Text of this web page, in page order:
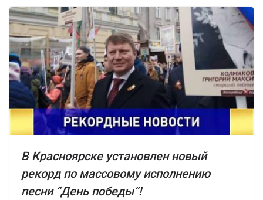
В Красноярске установлен новый
рекорд по массовому исполнению
песни “День победы”!